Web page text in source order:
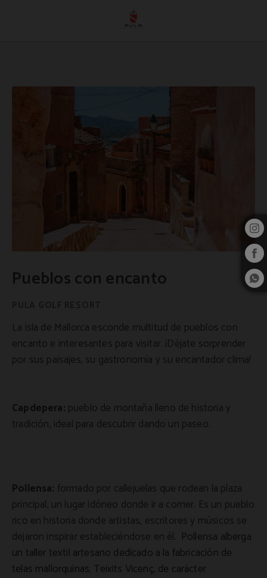
Pueblos con encanto
La isla de Mallorca esconde multitud de pueblos con
encanto e interesantes para visitar. ¡Déjate sorprender
por sus paisajes, su gastronomía y su encantador clima!
Capdepera: pueblo de montaña lleno de historia y
tradición, ideal para descubrir dando un paseo.
Pollensa: formado por callejuelas que rodean la plaza
principal, un lugar idóneo donde ir a comer. Es un pueblo
rico en historia donde artistas, escritores y músicos se
dejaron inspirar estableciéndose en él. Pollensa alberga
un taller textil artesano dedicado a la fabricación de
telas mallorquinas, Teixits Vicenç, de carácter